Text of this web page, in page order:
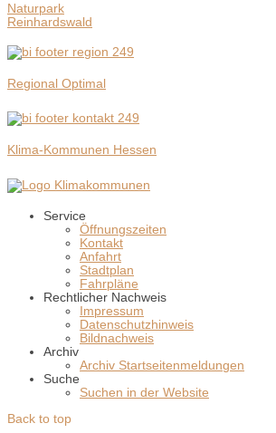
Naturpark
Reinhardswald
Regional Optimal
Klima-Kommunen Hessen
Service
Öffnungszeiten
Kontakt
Anfahrt
Stadtplan
Fahrpläne
Rechtlicher Nachweis
Impressum
Datenschutzhinweis
Bildnachweis
Archiv
Archiv Startseitenmeldungen
Suche
Suchen in der Website
Back to top